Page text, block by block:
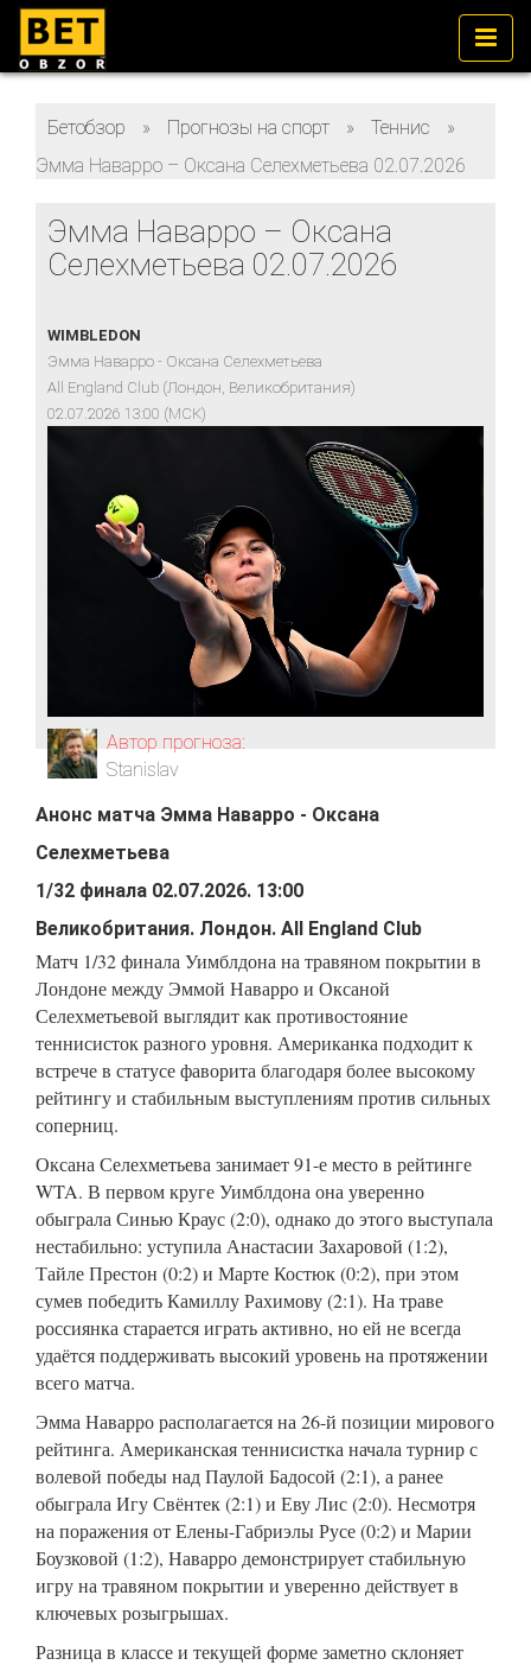
Бетобзор » Прогнозы на спорт » Теннис
»
Эмма Наварро – Оксана Селехметьева 02.07.2026
Эмма Наварро – Оксана
Селехметьева 02.07.2026
WIMBLEDON
Эмма Наварро - Оксана Селехметьева
All England Club (Лондон, Великобритания)
02.07.2026 13:00 (МСК)
Автор прогноза:
Stanislav
Матч 1/32 финала Уимблдона на травяном покрытии в
Лондоне между Эммой Наварро и Оксаной
Селехметьевой выглядит как противостояние
теннисисток разного уровня. Американка подходит к
встрече в статусе фаворита благодаря более высокому
рейтингу и стабильным выступлениям против сильных
соперниц.
Оксана Селехметьева занимает 91-е место в рейтинге
WTA. В первом круге Уимблдона она уверенно
обыграла Синью Краус (2:0), однако до этого выступала
нестабильно: уступила Анастасии Захаровой (1:2),
Тайле Престон (0:2) и Марте Костюк (0:2), при этом
сумев победить Камиллу Рахимову (2:1). На траве
россиянка старается играть активно, но ей не всегда
удаётся поддерживать высокий уровень на протяжении
всего матча.
Эмма Наварро располагается на 26-й позиции мирового
рейтинга. Американская теннисистка начала турнир с
волевой победы над Паулой Бадосой (2:1), а ранее
обыграла Игу Свёнтек (2:1) и Еву Лис (2:0). Несмотря
на поражения от Елены-Габриэлы Русе (0:2) и Марии
Боузковой (1:2), Наварро демонстрирует стабильную
игру на травяном покрытии и уверенно действует в
ключевых розыгрышах.
Разница в классе и текущей форме заметно склоняет
Анонс матча Эмма Наварро - Оксана
Селехметьева
1/32 финала 02.07.2026. 13:00
Великобритания. Лондон. All England Club